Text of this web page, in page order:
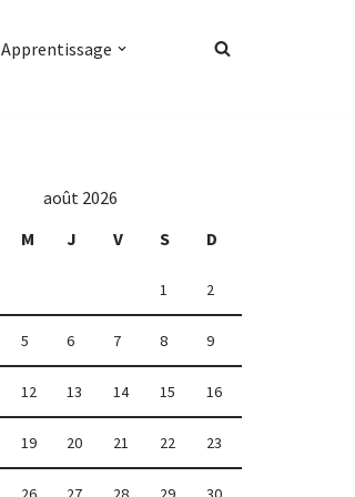
Apprentissage
août 2026
M J V S D
1 2
5 6 7 8 9
12 13 14 15 16
19 20 21 22 23